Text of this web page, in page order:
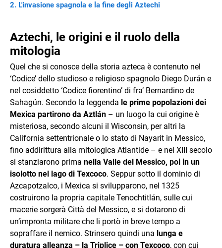
L'invasione spagnola e la fine degli Aztechi
Aztechi, le origini e il ruolo della
mitologia
Quel che si conosce della storia azteca è contenuto nel
‘Codice’ dello studioso e religioso spagnolo Diego Durán e
nel cosiddetto ‘Codice fiorentino’ di fra’ Bernardino de
Sahagún. Secondo la leggenda le prime popolazioni dei
Mexica partirono da Aztlán – un luogo la cui origine è
misteriosa, secondo alcuni il Wisconsin, per altri la
California settentrionale o lo stato di Nayarit in Messico,
fino addirittura alla mitologica Atlantide – e nel XIII secolo
si stanziarono prima nella Valle del Messico, poi in un
isolotto nel lago di Texcoco. Seppur sotto il dominio di
Azcapotzalco, i Mexica si svilupparono, nel 1325
costruirono la propria capitale Tenochtitlán, sulle cui
macerie sorgerà Città del Messico, e si dotarono di
un’impronta militare che li portò in breve tempo a
sopraffare il nemico. Strinsero quindi una lunga e
duratura alleanza – la Triplice – con Texcoco, con cui